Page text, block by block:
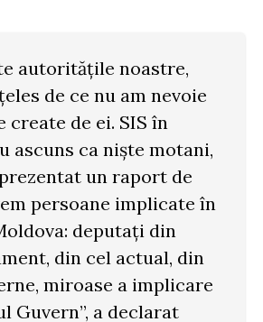
autoritățile noastre,
de ce nu am nevoie
create de ei. SIS în
ascuns ca niște motani,
un raport de
persoane implicate în
deputați din
din cel actual, din
miroase a implicare
Guvern”, a declarat